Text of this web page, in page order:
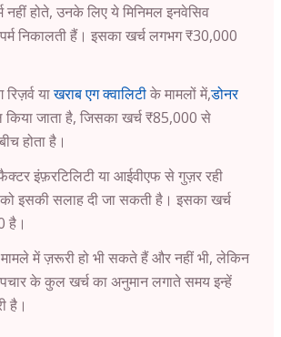
नहीं होते, उनके लिए ये मिनिमल इनवेसिव
निकालती हैं। इसका खर्च लगभग ₹30,000
याखराब एग क्वालिटीके मामलों में,डोनर
किया जाता है, जिसका खर्च ₹85,000 से
होता है।
इंफ़रटिलिटी या आईवीएफ से गुज़र रही
इसकी सलाह दी जा सकती है। इसका खर्च
है।
में ज़रूरी हो भी सकते हैं और नहीं भी, लेकिन
के कुल खर्च का अनुमान लगाते समय इन्हें
है।